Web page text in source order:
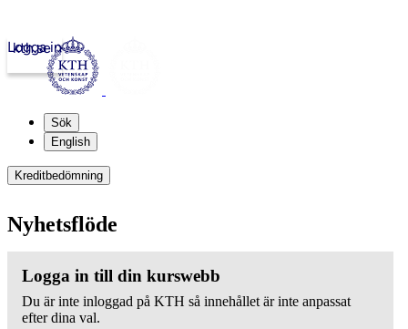
kth.se
Logga in
Sök
English
Kreditbedömning
Nyhetsflöde
Logga in till din kurswebb
Du är inte inloggad på KTH så innehållet är inte anpassat
efter dina val.